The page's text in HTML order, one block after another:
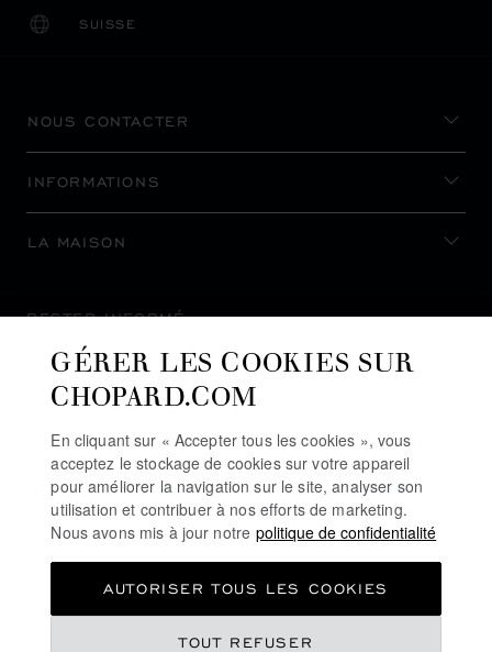
SUISSE
LOCALISATION (CHANGER DE PAYS)
CHANGER DE PAYS
NOUS CONTACTER
INFORMATIONS
LA MAISON
RESTER INFORMÉ
S’INSCRIRE À LA NEWSLETTER
POLITIQUE DES COOKIES
GÉRER LES COOKIES SUR
CHOPARD.COM
En cliquant sur « Accepter tous les cookies », vous
acceptez le stockage de cookies sur votre appareil
pour améliorer la navigation sur le site, analyser son
utilisation et contribuer à nos efforts de marketing.
Nous avons mis à jour notre politique de confidentialité
TOUT REFUSER
AUTORISER TOUS LES COOKIES